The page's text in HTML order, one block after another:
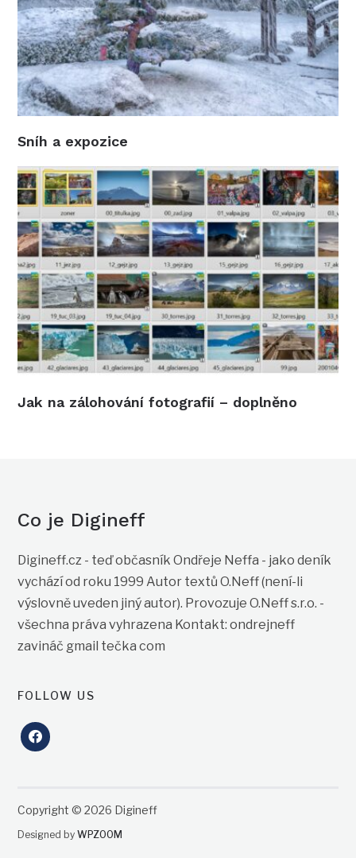
Sníh a expozice
Jak na zálohování fotografií – doplněno
Co je Digineff
Digineff.cz - teď občasník Ondřeje Neffa - jako deník
vychází od roku 1999 Autor textů O.Neff (není-li
výslovně uveden jiný autor). Provozuje O.Neff s.r.o. -
všechna práva vyhrazena Kontakt: ondrejneff
zavináč gmail tečka com
FOLLOW US
facebook
Copyright © 2026 Digineff
Designed byWPZOOM